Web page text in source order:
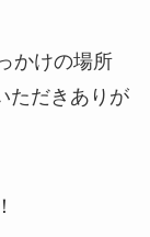
かけの場所
ただきありが